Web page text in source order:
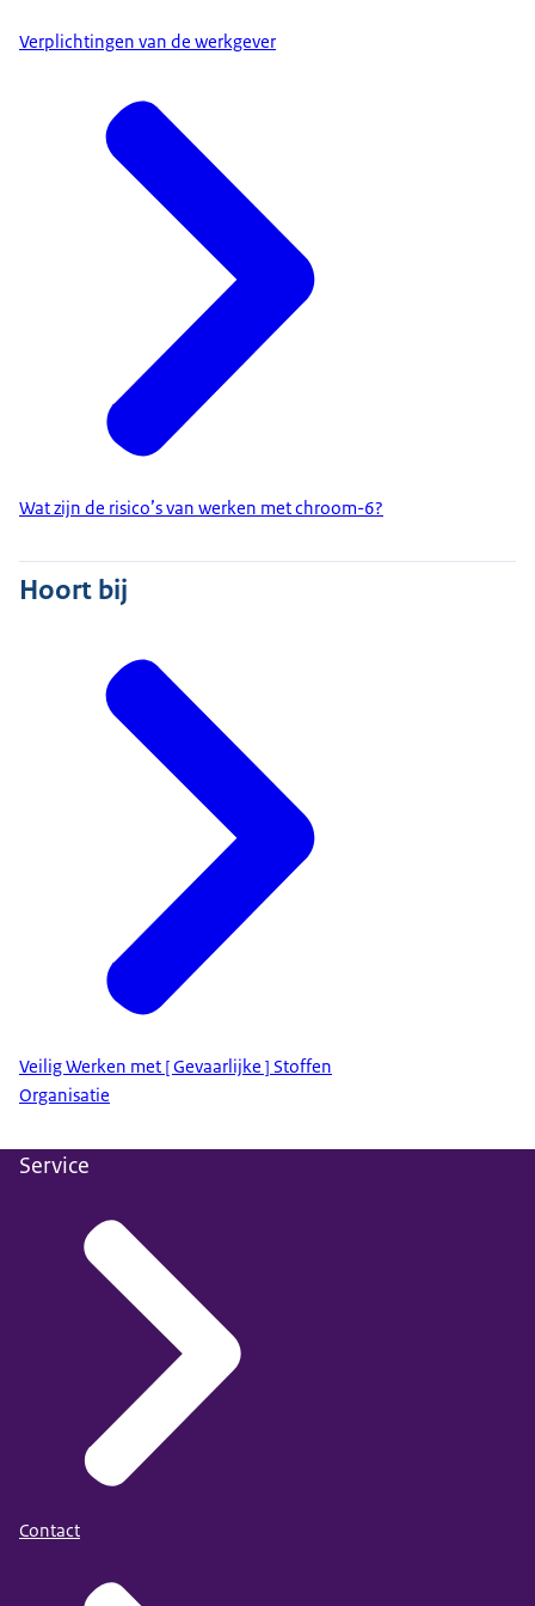
Verplichtingen van de werkgever
Wat zijn de risico’s van werken met chroom-6?
Hoort bij
Veilig Werken met [ Gevaarlijke ] Stoffen
Organisatie
Service
Contact